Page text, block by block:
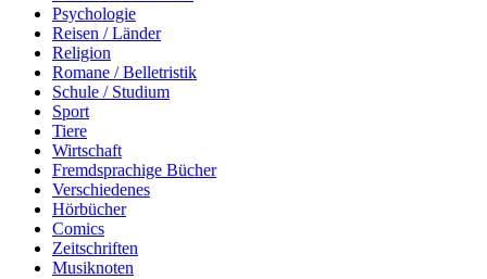
Psychologie
Reisen / Länder
Religion
Romane / Belletristik
Schule / Studium
Sport
Tiere
Wirtschaft
Fremdsprachige Bücher
Verschiedenes
Hörbücher
Comics
Zeitschriften
Musiknoten